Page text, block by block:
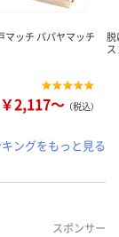
マッチ パパヤマッチ
￥2,117～ （税込）
脱
ングをもっと見る
スポンサー